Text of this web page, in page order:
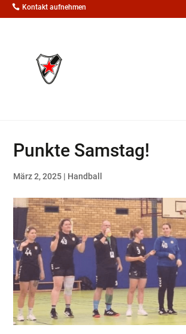
 Kontakt aufnehmen
Punkte Samstag!
März 2, 2025 | Handball